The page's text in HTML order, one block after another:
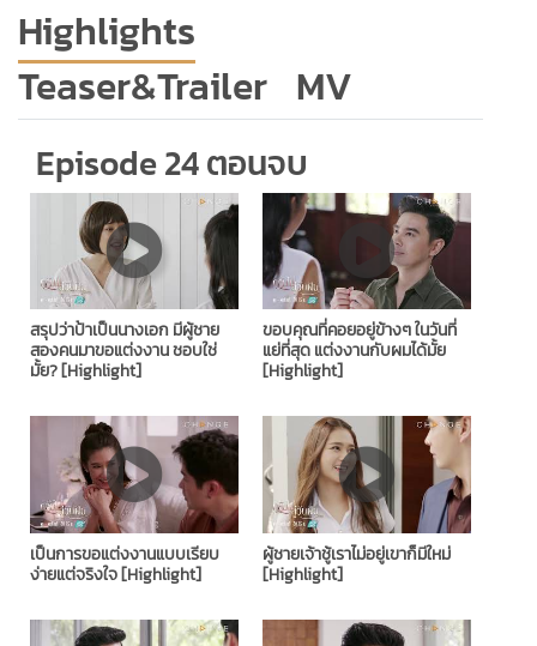
Highlights
Teaser&Trailer MV
Episode 24 ตอนจบ
สรุปว่าป้าเป็นนางเอก มีผู้ชาย
สองคนมาขอแต่งงาน ชอบใช่
มั้ย?​ [Highlight]
ขอบคุณที่คอยอยู่ข้างๆ ในวันที่
แย่ที่สุด แต่งงานกับผมได้มั้ย
[Highlight]
เป็นการขอแต่งงานแบบเรียบ
ง่ายแต่จริงใจ​ [Highlight]
ผู้ชายเจ้าชู้เราไม่อยู่เขาก็มีใหม่​
[Highlight]